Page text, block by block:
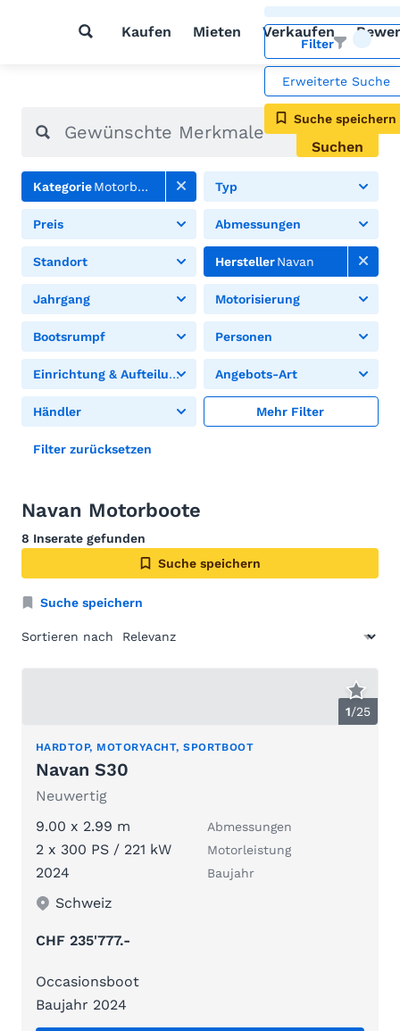
Kaufen Mieten Verkaufen
Filter
Erweiterte Suche
Suche speichern
Suchen
KategorieMotorboote Typ
Preis Abmessungen
Standort HerstellerNavan
Jahrgang Motorisierung
Bootsrumpf Personen
Einrichtung & Aufteilung Angebots-Art
Händler Mehr Filter
Filter zurücksetzen
Navan Motorboote
8 Inserate gefunden
Suche speichern
Suche speichern
Sortieren nach
1/25
HARDTOP, MOTORYACHT, SPORTBOOT
Navan S30
Neuwertig
9.00 x 2.99 m
Abmessungen
2 x 300 PS / 221 kW Motorleistung
2024 Baujahr
Schweiz
CHF 235'777.-
Occasionsboot
Baujahr 2024